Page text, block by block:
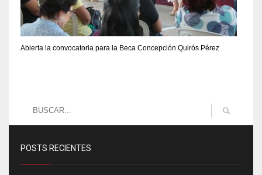
Abierta la convocatoria para la Beca Concepción Quirós Pérez
POSTS RECIENTES